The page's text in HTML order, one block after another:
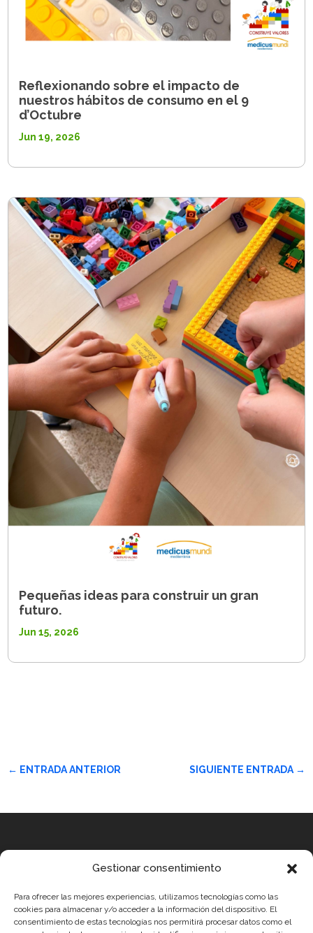
Gestionar consentimiento
Para ofrecer las mejores experiencias, utilizamos tecnologías como las
cookies para almacenar y/o acceder a la información del dispositivo. El
consentimiento de estas tecnologías nos permitirá procesar datos como el
Reflexionando sobre el impacto de
nuestros hábitos de consumo en el 9
d’Octubre
Jun 19, 2026
Pequeñas ideas para construir un gran
futuro.
Jun 15, 2026
← ENTRADA ANTERIOR SIGUIENTE ENTRADA→
ROBOTIX CASTELLÓN
INGENIOOS VALENCIA